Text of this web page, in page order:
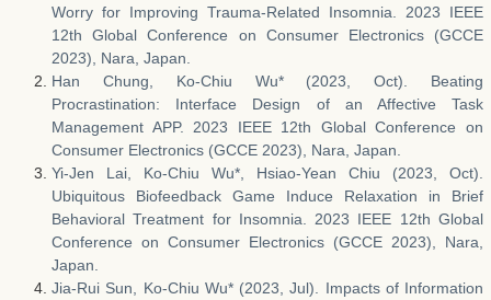
Worry for Improving Trauma-Related Insomnia. 2023 IEEE
12th Global Conference on Consumer Electronics (GCCE
2023), Nara, Japan.
Han Chung, Ko-Chiu Wu* (2023, Oct). Beating
Procrastination: Interface Design of an Affective Task
Management APP. 2023 IEEE 12th Global Conference on
Consumer Electronics (GCCE 2023), Nara, Japan.
Yi-Jen Lai, Ko-Chiu Wu*, Hsiao-Yean Chiu (2023, Oct).
Ubiquitous Biofeedback Game Induce Relaxation in Brief
Behavioral Treatment for Insomnia. 2023 IEEE 12th Global
Conference on Consumer Electronics (GCCE 2023), Nara,
Japan.
Jia-Rui Sun, Ko-Chiu Wu* (2023, Jul). Impacts of Information